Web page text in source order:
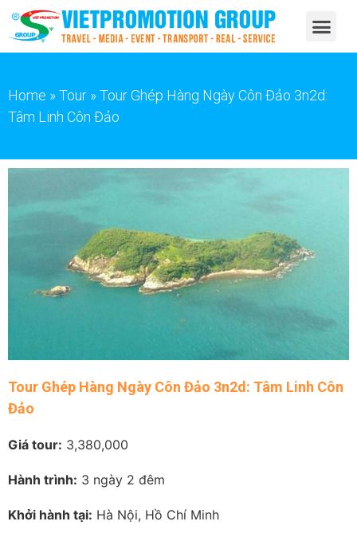
Home »Tour »Tour Ghép Hàng Ngày Côn Đảo 3n2d:
Tâm Linh Côn Đảo
Tour Ghép Hàng Ngày Côn Đảo 3n2d: Tâm Linh Côn
Đảo
Giá tour: 3,380,000
Hành trình: 3 ngày 2 đêm
Khởi hành tại: Hà Nội, Hồ Chí Minh